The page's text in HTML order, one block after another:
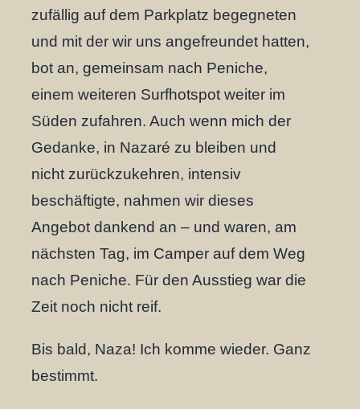
zufällig auf dem Parkplatz begegneten
und mit der wir uns angefreundet hatten,
bot an, gemeinsam nach Peniche,
einem weiteren Surfhotspot weiter im
Süden zufahren. Auch wenn mich der
Gedanke, in Nazaré zu bleiben und
nicht zurückzukehren, intensiv
beschäftigte, nahmen wir dieses
Angebot dankend an – und waren, am
nächsten Tag, im Camper auf dem Weg
nach Peniche. Für den Ausstieg war die
Zeit noch nicht reif.
Bis bald, Naza! Ich komme wieder. Ganz
bestimmt.